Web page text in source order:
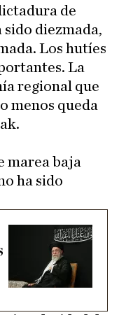
de
sido diezmada,
Los hutíes
La
regional que
menos queda
marea baja
ha sido